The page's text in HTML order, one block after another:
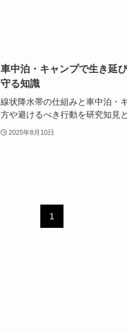
車中泊・キャンプで生き延
守る知識
線状降水帯の仕組みと車中泊・
方や避けるべき行動を研究知見
2025年8月10日
1